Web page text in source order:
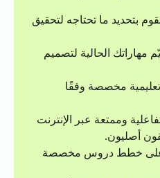
بتحديد ما تحتاجه لتحقيق
مهاراتك الحالية لتصميم
مخصصة وفقًا
وممتعة عبر الإنترنت
أصليون.
خطط دروس مخصصة